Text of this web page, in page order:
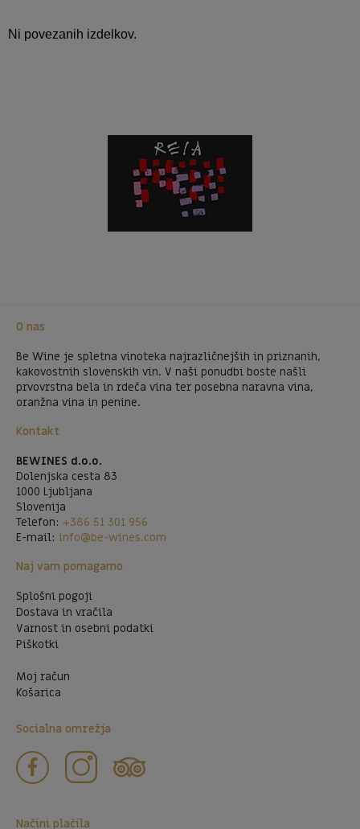
Ni povezanih izdelkov.
O nas
Be Wine je spletna vinoteka najrazličnejših in priznanih,
kakovostnih slovenskih vin. V naši ponudbi boste našli
prvovrstna bela in rdeča vina ter posebna naravna vina,
oranžna vina in penine.
Kontakt
BEWINES d.o.o.
Dolenjska cesta 83
1000 Ljubljana
Slovenija
Telefon: +386 51 301 956
E-mail: info@be-wines.com
Naj vam pomagamo
Splošni pogoji
Dostava in vračila
Varnost in osebni podatki
Piškotki
Moj račun
Košarica
Socialna omrežja
Načini plačila